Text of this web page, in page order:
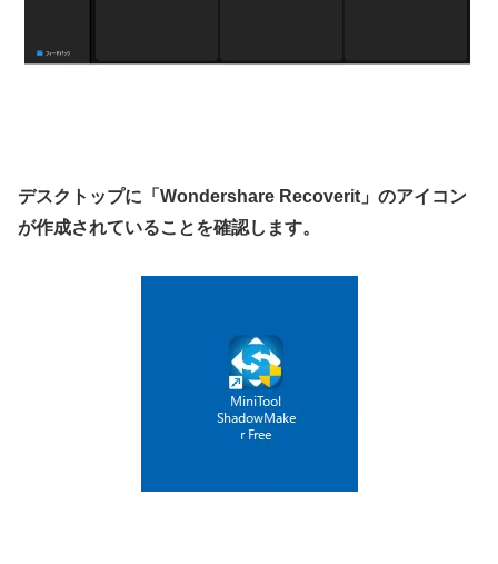
デスクトップに「Wondershare Recoverit」のアイコン
が作成されていることを確認します。